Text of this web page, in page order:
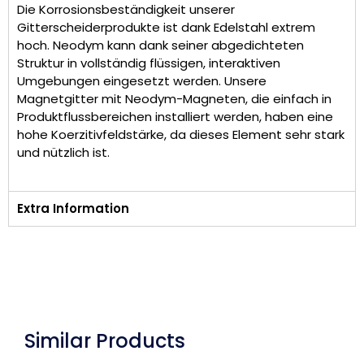
Die Korrosionsbeständigkeit unserer
Gitterscheiderprodukte ist dank Edelstahl extrem
hoch. Neodym kann dank seiner abgedichteten
Struktur in vollständig flüssigen, interaktiven
Umgebungen eingesetzt werden. Unsere
Magnetgitter mit Neodym-Magneten, die einfach in
Produktflussbereichen installiert werden, haben eine
hohe Koerzitivfeldstärke, da dieses Element sehr stark
und nützlich ist.
Extra Information
Similar Products